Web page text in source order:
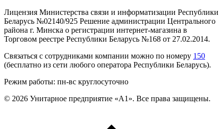
Лицензия Министерства связи и информатизации Республики
Беларусь №02140/925 Решение администрации Центрального
района г. Минска о регистрации интернет-магазина в
Торговом реестре Республики Беларусь №168 от 27.02.2014.
Связаться с сотрудниками компании можно по номеру 150
(бесплатно из сети любого оператора Республики Беларусь).
Режим работы: пн-вс круглосуточно
© 2026 Унитарное предприятие «А1». Все права защищены.